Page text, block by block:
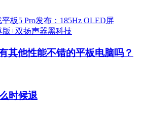
其他性能不错的平板电脑吗？
时候退